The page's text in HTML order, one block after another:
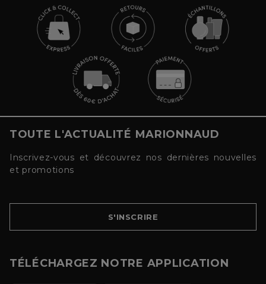
TOUTE L'ACTUALITÉ MARIONNAUD
Inscrivez-vous et découvrez nos dernières nouvelles
et promotions
S'INSCRIRE
TÉLÉCHARGEZ NOTRE APPLICATION